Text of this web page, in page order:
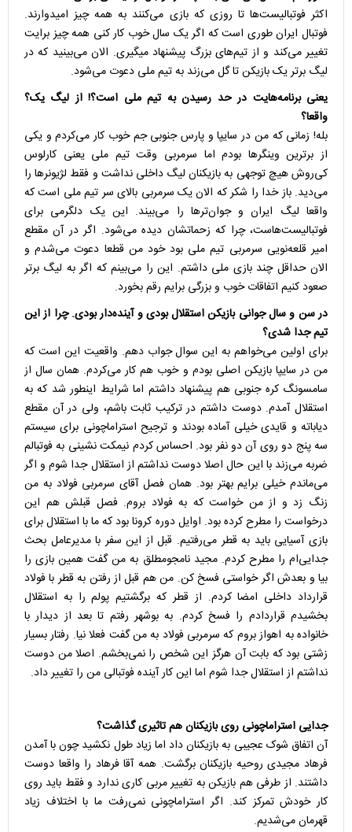
اکثر فوتبالیست‌ها تا روزی که بازی می‌کنند به همه چیز امیدوارند.
فوتبال ایران طوری است که اگر یک سال خوب کار کنی همه چیز برایت
تغییر می‌کند و از تیم‌های بزرگ پیشنهاد میگیری. الان می‌بینید که در
لیگ برتر یک بازیکن تا گل می‌زند به تیم ملی دعوت می‌شود.
یعنی برنامه‌هایت در حد رسیدن به تیم ملی است؟! از لیگ یک؟
واقعا؟
بله! زمانی که من در سایپا و پارس جنوبی جم خوب کار می‌کردم و یکی
از برترین وینگرها بودم اما سرمربی وقت تیم ملی یعنی کارلوس
کی‌روش هیچ توجهی به بازیکنان لیگ داخلی نداشت و فقط لژیونرها را
می‌دید. باز خدا را شکر که الان یک سرمربی بالای سر تیم ملی است که
واقعا لیگ ایران و جوان‌ترها را می‌بیند. این یک دلگرمی برای
فوتبالیست‌هاست، چرا که زحماتشان دیده می‌شود. اگر در آن مقطع
امیر قلعه‌نویی سرمربی تیم ملی بود خود من قطعا دعوت می‌شدم و
الان حداقل چند بازی ملی داشتم. این را می‌بینم که اگر به لیگ برتر
صعود کنیم اتفاقات خوب و بزرگی برایم رقم بخورد.
در سن و سال جوانی بازیکن استقلال بودی و آینده‌دار بودی. چرا از این
تیم جدا شدی؟
برای اولین می‌خواهم به این سوال جواب دهم. واقعیت این است که
من در سایپا بازیکن اصلی بودم و خوب هم کار می‌کردم. همان سال از
سامسونگ کره جنوبی هم پیشنهاد داشتم اما شرایط اینطور شد که به
استقلال آمدم. دوست داشتم در ترکیب ثابت باشم، ولی در آن مقطع
دیاباته و قایدی خیلی آماده بودند و ترجیح استراماچونی برای سیستم
سه پنج دو روی آن دو نفر بود. احساس کردم نیمکت نشینی به فوتبالم
ضربه می‌زند با این حال اصلا دوست نداشتم از استقلال جدا شوم و اگر
می‌ماندم خیلی برایم بهتر بود. همان فصل آقای سرمربی فولاد به من
زنگ زد و از من خواست که به فولاد بروم. فصل قبلش هم این
درخواست را مطرح کرده بود. اوایل دوره کرونا بود که ما با استقلال برای
بازی آسیایی باید به قطر می‌رفتیم. قبل از این سفر با مدیرعامل بحث
جدایی‌ام را مطرح کردم. مجید نامجومطلق به من گفت همین بازی را
بیا و بعدش اگر خواستی فسخ کن. من هم قبل از رفتن به قطر با فولاد
قرارداد داخلی امضا کردم. از قطر که برگشتیم پولم را به استقلال
بخشیدم قراردادم را فسخ کردم. به بوشهر رفتم تا بعد از دیدار با
خانواده به اهواز بروم که سرمربی فولاد به من گفت فعلا نیا. رفتار بسیار
زشتی بود که بابت آن هرگز این شخص را نمی‌بخشم. اصلا من دوست
نداشتم از استقلال جدا شوم اما این کار آینده فوتبالی من را تغییر داد.
جدایی استراماچونی روی بازیکنان هم تاثیری گذاشت؟
آن اتفاق شوک عجیبی به بازیکنان داد اما زیاد طول نکشید چون با آمدن
فرهاد مجیدی روحیه بازیکنان برگشت. همه آقا فرهاد را واقعا دوست
داشتند. از طرفی هم بازیکن به تغییر مربی کاری ندارد و فقط باید روی
کار خودش تمرکز کند. اگر استراماچونی نمی‌رفت ما با اختلاف زیاد
قهرمان می‌شدیم.